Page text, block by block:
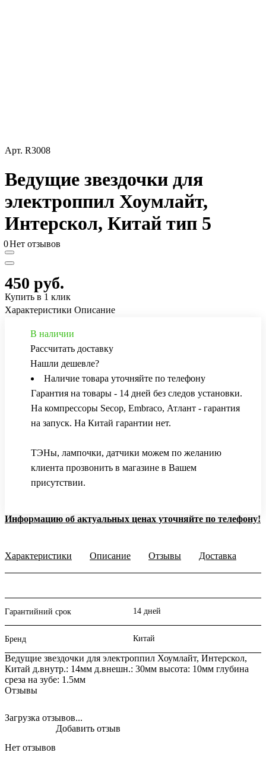
Арт. R3008
Ведущие звездочки для
электроппил Хоумлайт,
Интерскол, Китай тип 5
0Нет отзывов
450 руб.
Купить в 1 клик
Характеристики Описание
В наличии
Рассчитать доставку
Нашли дешевле?
Наличие товара уточняйте по телефону
Гарантия на товары - 14 дней без следов установки.
На компрессоры Secop, Embraco, Атлант - гарантия
на запуск. На Китай гарантии нет.
ТЭНы, лампочки, датчики можем по желанию
клиента прозвонить в магазине в Вашем
присутствии.
Информацию об актуальных ценах уточняйте по телефону!
Характеристики Описание Отзывы Доставка
Гарантийний срок 14 дней
Бренд Китай
Ведущие звездочки для электроппил Хоумлайт, Интерскол,
Китай д.внутр.: 14мм д.внешн.: 30мм высота: 10мм глубина
среза на зубе: 1.5мм
Отзывы
Загрузка отзывов...
Нет отзывов
Добавить отзыв